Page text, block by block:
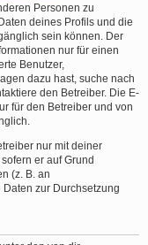
Personen zu
deines Profils und die
sein können. Der
nur für einen
Benutzer,
dazu hast, suche nach
den Betreiber. Die E-
für den Betreiber und von
nur mit deiner
er auf Grund
(z. B. an
zur Durchsetzung